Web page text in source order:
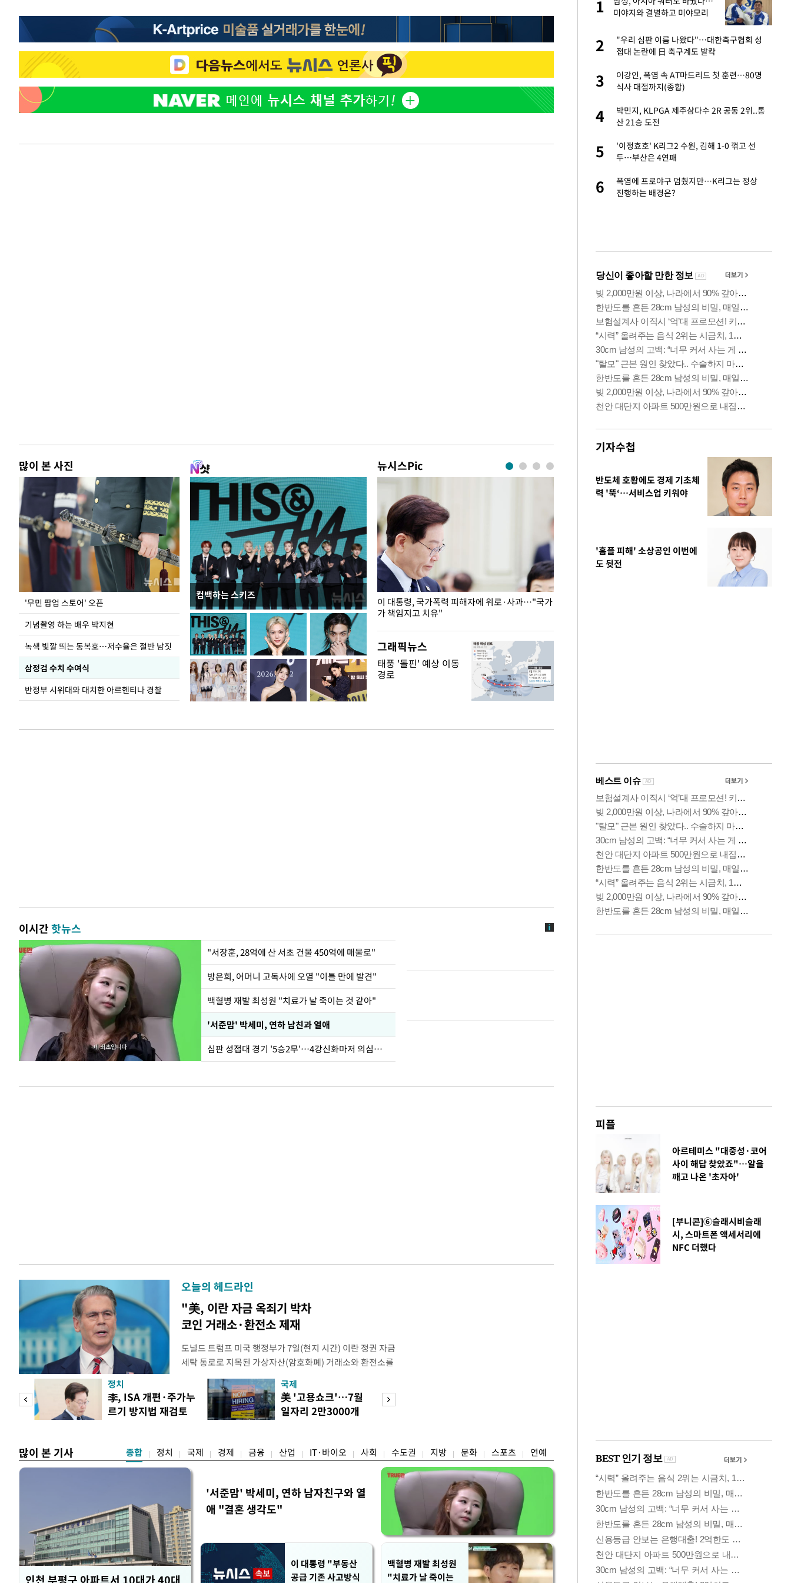
많이 본 사진
'무민 팝업 스토어' 오픈
기념촬영 하는 배우 박지현
녹색 빛깔 띄는 동복호…저수율은 절반 남짓
삼정검 수치 수여식
반정부 시위대와 대치한 아르헨티나 경찰
컴백하는 스키즈
뉴시스Pic
지석천 뒤덮은 개구리밥
이 대통령, 국가폭력 피해자에 위로·사과…"국가
가 책임지고 치유"
그래픽뉴스
태풍 '돌핀' 예상 이동
경로
이시간핫뉴스
"서장훈, 28억에 산 서초 건물 450억에 매물로"
방은희, 어머니 고독사에 오열 "이틀 만에 발견"
백혈병 재발 최성원 "치료가 날 죽이는 것 같아"
'서준맘' 박세미, 연하 남친과 열애
심판 성접대 경기 '5승2무'…4강신화마저 의심받아
오늘의 헤드라인
"美, 이란 자금 옥죄기 박차
코인 거래소·환전소 제재
도널드 트럼프 미국 행정부가 7일(현지 시간) 이란 정권 자금
세탁 통로로 지목된 가상자산(암호화폐) 거래소와 환전소를
무더기 제재했다. 미 재무부 해외자산통제국(OFAC)은 이날
이란혁명수비대(IRGC) 자금 조달에 이용된 디지털 자산 거
래소와, 이란의 해외 석유 판매 대금 회수에 동원된 환전 네
트워크를 각각 제재한다고 밝혔다. 동유럽 조지아
정치
李, ISA 개편·주가누
르기 방지법 재검토
국제
美 '고용쇼크'…7월
일자리 2만3000개
많이 본 기사 종합 정치 국제 경제 금융 산업 IT·바이오 사회 수도권 지방 문화 스포츠 연예
인천 부평구 아파트서 10대가 40대
'서준맘' 박세미, 연하 남자친구와 열
애 "결혼 생각도"
이 대통령 "부동산
공급 기존 사고방식
백혈병 재발 최성원
"치료가 날 죽이는
2
'서준맘' 박세미, 연하 남자친구와 열애 "결혼
생각도"
3
[속보]이 대통령 "부동산 공급 기존 사고방식
매달리지 말고 과감히 실천"
4
백혈병 재발 최성원 "치료가 날 죽이는 것 같
5
이 대통령, 6시간 부동산 회의서 공급 논
1
미야지와 결별하고 미야모리
2
"우리 심판 이름 나왔다"…대한축구협회 성
접대 논란에 日 축구계도 발칵
3
이강인, 폭염 속 AT마드리드 첫 훈련…80명
식사 대접까지(종합)
4
박민지, KLPGA 제주삼다수 2R 공동 2위..통
산 21승 도전
5
'이정효호' K리그2 수원, 김해 1-0 꺾고 선
두…부산은 4연패
6
폭염에 프로야구 멈췄지만…K리그는 정상
진행하는 배경은?
기자수첩
반도체 호황에도 경제 기초체
력 '뚝‘…서비스업 키워야
'홈플 피해' 소상공인 이번에
도 뒷전
피플
아르테미스 "대중성·코어
사이 해답 찾았죠"…알을
깨고 나온 '초자아'
[부니콘]⑥슬래시비슬래
시, 스마트폰 액세서리에
NFC 더했다